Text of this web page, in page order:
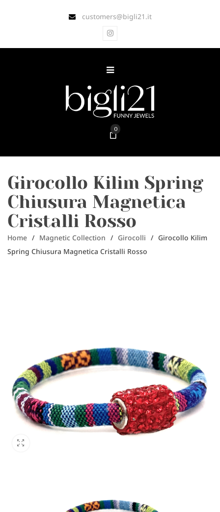
customers@bigli21.it
0
Girocollo Kilim Spring
Chiusura Magnetica
Cristalli Rosso
Home / Magnetic Collection / Girocolli / Girocollo Kilim
Spring Chiusura Magnetica Cristalli Rosso